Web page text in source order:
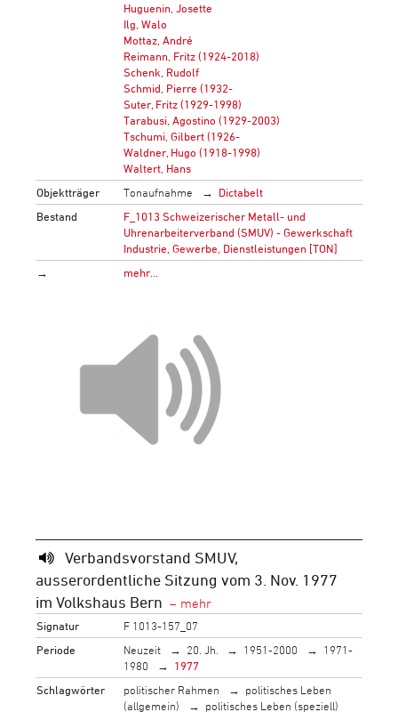
Huguenin, Josette
Ilg, Walo
Mottaz, André
Reimann, Fritz (1924-2018)
Schenk, Rudolf
Schmid, Pierre (1932-
Suter, Fritz (1929-1998)
Tarabusi, Agostino (1929-2003)
Tschumi, Gilbert (1926-
Waldner, Hugo (1918-1998)
Waltert, Hans
Objektträger
Tonaufnahme
Dictabelt
Bestand
F_1013 Schweizerischer Metall- und
Uhrenarbeiterverband (SMUV) - Gewerkschaft
Industrie, Gewerbe, Dienstleistungen [TON]
→
mehr…
Verbandsvorstand SMUV,
ausserordentliche Sitzung vom 3. Nov. 1977
im Volkshaus Bern
Signatur
F 1013-157_07
Periode
Neuzeit 20. Jh. 1951-2000
1971-
1980
1977
Schlagwörter
politischer Rahmen
politisches Leben
(allgemein)
politisches Leben (speziell)